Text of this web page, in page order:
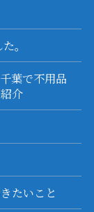
。
葉で不用品
介
たいこと